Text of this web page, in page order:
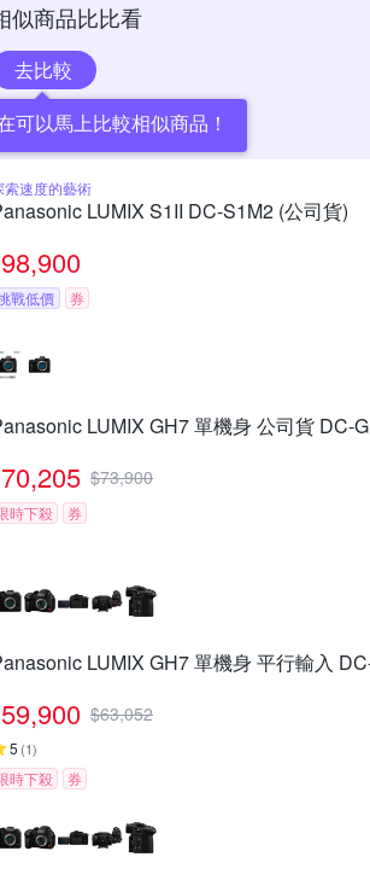
似商品比比看
去比較
可以馬上比較相似商品！
索速度的藝術
LUMIX S1II DC-S1M2 (公司貨)
98,900
戰低價 券
LUMIX GH7 單機身 公司貨 DC-
70,205 $73,900
時下殺 券
LUMIX GH7 單機身 平行輸入
59,900 $63,052
5 (1)
時下殺 券